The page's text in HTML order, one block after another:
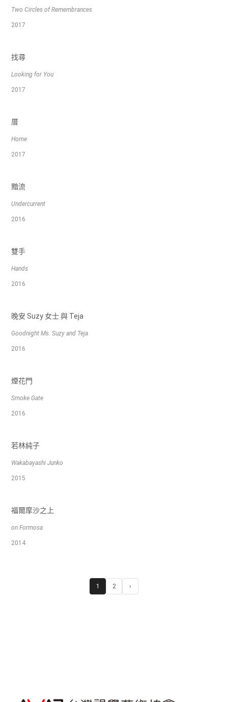
Two Circles of Remembrances
2017
找尋
Looking for You
2017
厝
Home
2017
黯流
Undercurrent
2016
雙手
Hands
2016
晚安 Suzy 女士 與 Teja
Goodnight Ms. Suzy and Teja
2016
煙花門
Smoke Gate
2016
若林純子
Wakabayashi Junko
2015
福爾摩沙之上
on Formosa
2014
1 2 ›